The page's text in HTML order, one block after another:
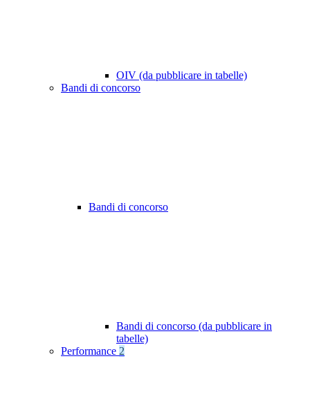
OIV (da pubblicare in tabelle)
Bandi di concorso
Bandi di concorso
Bandi di concorso (da pubblicare in
tabelle)
Performance 2